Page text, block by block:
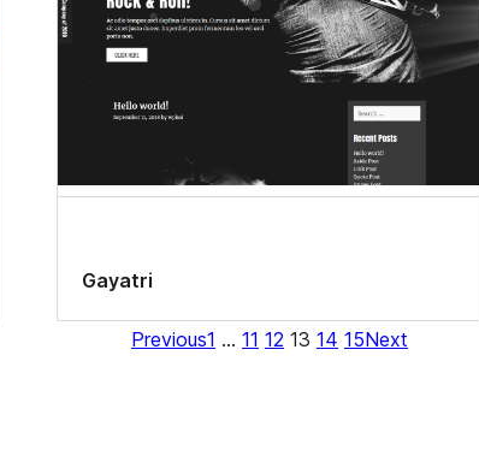
Gayatri
Previous1 … 11 12 13 14 15Next